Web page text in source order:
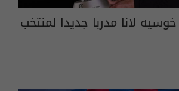
لانا مدربا جديدا لمنتخب